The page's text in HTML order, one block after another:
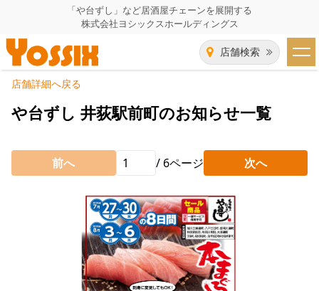
「や台ずし」など居酒屋チェーンを展開する
株式会社ヨシックスホールディングス
店舗検索
HOME
企業情報トップ
代表者あいさつ
グループ会社
会社概要
事業一覧
飲食事業紹介
飲食事業紹介トップ
や台ずし
IR（株主・投資家）情報
IR情報トップ
店舗詳細へ戻る
や台ずし 井荻駅前町のお知らせ一覧
前へ / 6ページ 次へ